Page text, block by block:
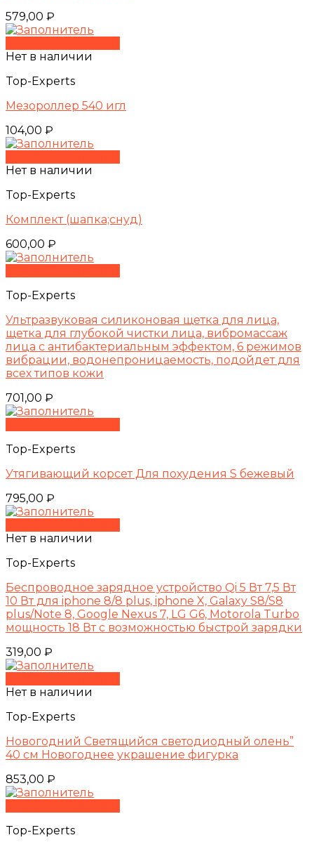
579,00 ₽
Нет в наличии
Top-Experts
Мезороллер 540 игл
104,00 ₽
Нет в наличии
Top-Experts
Комплект (шапка;снуд)
600,00 ₽
Top-Experts
Ультразвуковая силиконовая щетка для лица,
щетка для глубокой чистки лица, вибромассаж
лица с антибактериальным эффектом, 6 режимов
вибрации, водонепроницаемость, подойдет для
всех типов кожи
701,00 ₽
Top-Experts
Утягивающий корсет Для похудения S бежевый
795,00 ₽
Нет в наличии
Top-Experts
Беспроводное зарядное устройство Qi 5 Вт 7,5 Вт
10 Вт для iphone 8/8 plus, iphone X, Galaxy S8/S8
plus/Note 8, Google Nexus 7, LG G6, Motorola Turbo
мощность 18 Вт с возможностью быстрой зарядки
319,00 ₽
Нет в наличии
Top-Experts
Новогодний Светящийся светодиодный олень”
40 см Новогоднее украшение фигурка
853,00 ₽
Top-Experts